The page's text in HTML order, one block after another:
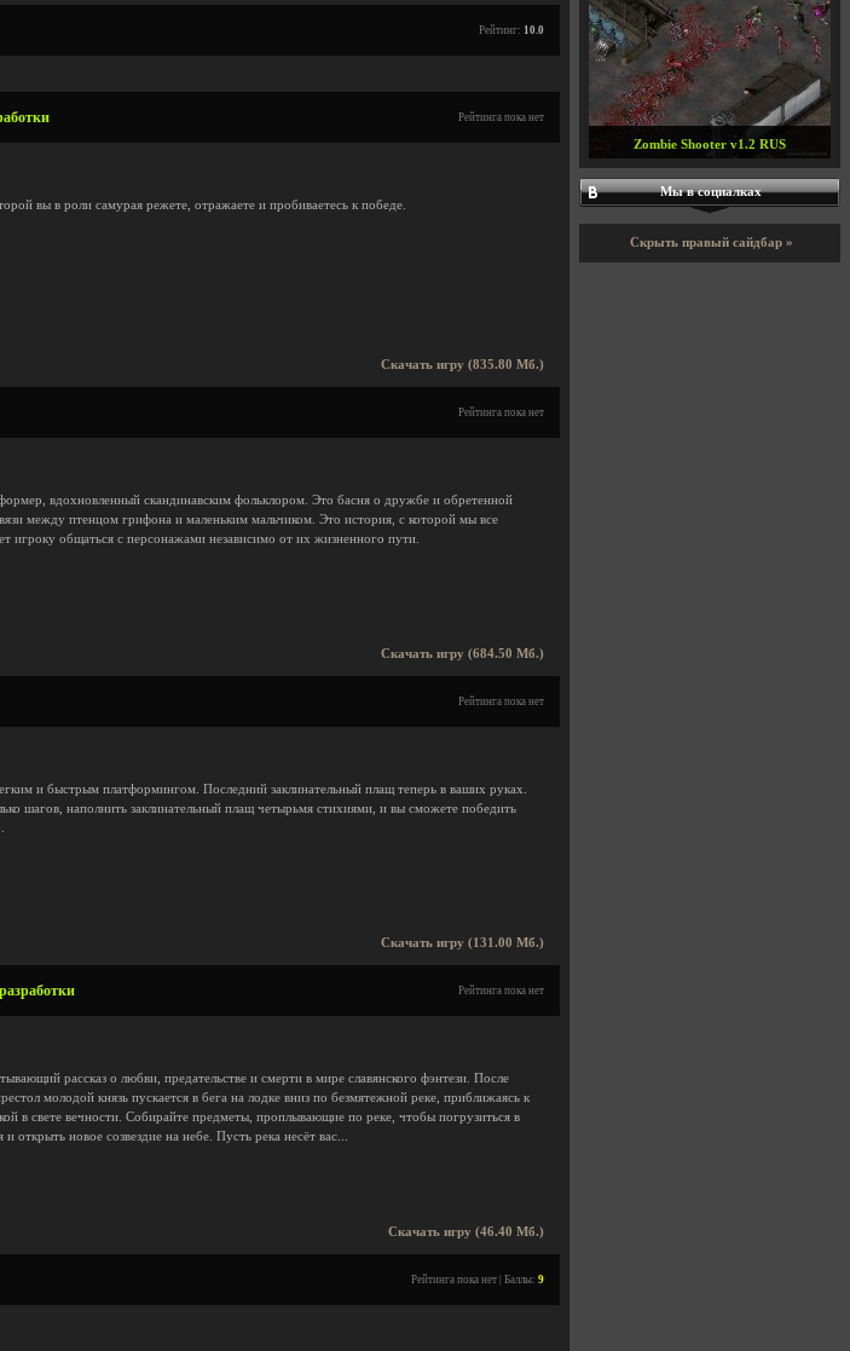
Рейтинг: 10.0
Рейтинга пока нет
вы в роли самурая режете, отражаете и пробиваетесь к победе.
Скачать игру (835.80 Мб.)
Рейтинга пока нет
вдохновленный скандинавским фольклором. Это басня о дружбе и обретенной
между птенцом грифона и маленьким мальчиком. Это история, с которой мы все
игроку общаться с персонажами независимо от их жизненного пути.
Скачать игру (684.50 Мб.)
Рейтинга пока нет
и быстрым платформингом. Последний заклинательный плащ теперь в ваших руках.
шагов, наполнить заклинательный плащ четырьмя стихиями, и вы сможете победить
Скачать игру (131.00 Мб.)
Рейтинга пока нет
рассказ о любви, предательстве и смерти в мире славянского фэнтези. После
молодой князь пускается в бега на лодке вниз по безмятежной реке, приближаясь к
в свете вечности. Собирайте предметы, проплывающие по реке, чтобы погрузиться в
открыть новое созвездие на небе. Пусть река несёт вас...
Скачать игру (46.40 Мб.)
Рейтинга пока нет | Баллы: 9
Zombie Shooter v1.2 RUS
Мы в социалках
Скрыть правый сайдбар »